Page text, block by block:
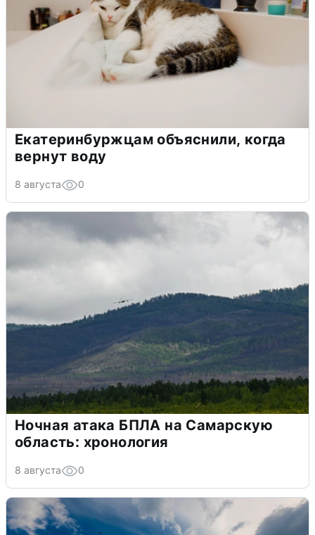
Екатеринбуржцам объяснили, когда
вернут воду
8 августа 0
Ночная атака БПЛА на Самарскую
область: хронология
8 августа 0